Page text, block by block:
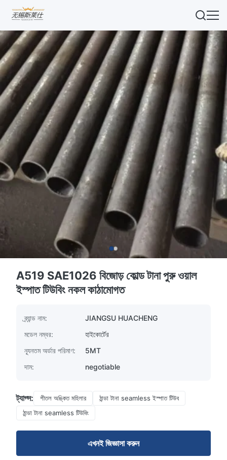
A519 SAE1026 বিজোড় কোল্ড টানা পুরু ওয়াল
ইস্পাত টিউবিং নকল কাঠামোগত
ব্র্যান্ড নাম:
JIANGSU HUACHENG
মডেল নম্বর:
হাইকোর্টের
ন্যূনতম অর্ডার পরিমাণ:
5MT
দাম:
negotiable
ট্যাগ্স: শীতল অঙ্কিত মহিলার
ঠান্ডা টানা seamless ইস্পাত টিউব
ঠান্ডা টানা seamless টিউবিং
এখনই জিজ্ঞাসা করুন